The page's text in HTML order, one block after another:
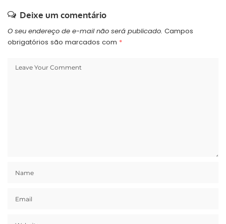
Deixe um comentário
O seu endereço de e-mail não será publicado. Campos
obrigatórios são marcados com *